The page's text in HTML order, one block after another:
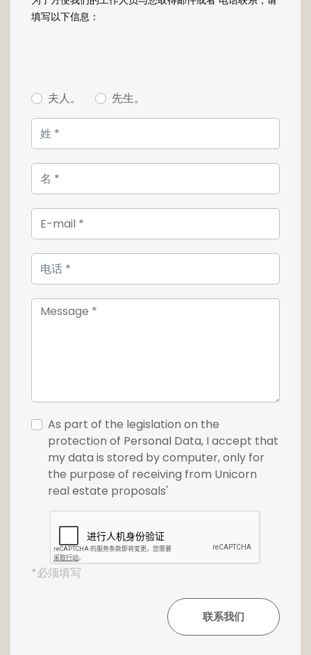
que l'accès au jardin commun complètent ce
bien rare, situé dans un environnement
résidentiel calme, tout en bénéficiant de la
proximité immédiate des infrastructures,
écoles et axes de communication.
Une opportunité singulière à Bertrange, alliant
volumes, potentiel de transformation et
qualité d'emplacement.
Pour plus de renseignement ou pour
effectuer une visite, n'hésitez pas à nous
填写以下信息：
夫人。 先生。
As part of the legislation on the
protection of Personal Data, I accept that
my data is stored by computer, only for
the purpose of receiving from Unicorn
real estate proposals'
*必须填写